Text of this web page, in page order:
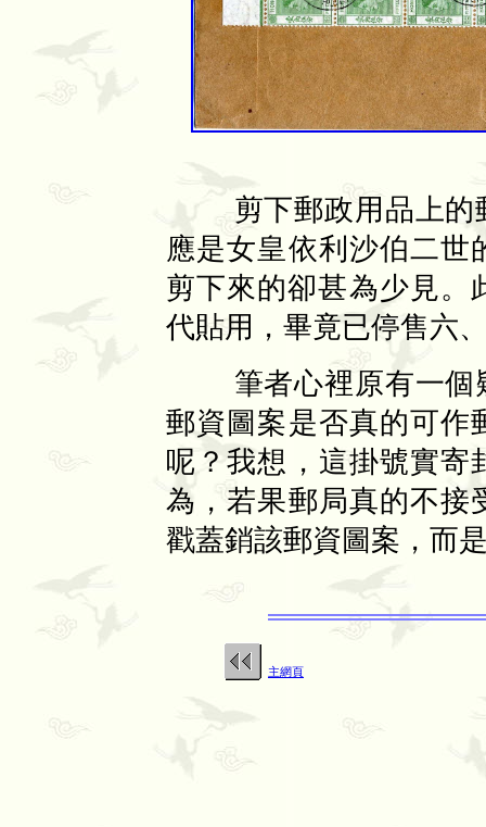
剪下郵政用品上的
應是女皇依利沙伯二世
剪下來的卻甚為少見。
代貼用，畢竟已停售六
筆者心裡原有一個
郵資圖案是否真的可作
呢？我想，這掛號實寄
為，若果郵局真的不接
戳蓋銷該郵資圖案，而
主網頁